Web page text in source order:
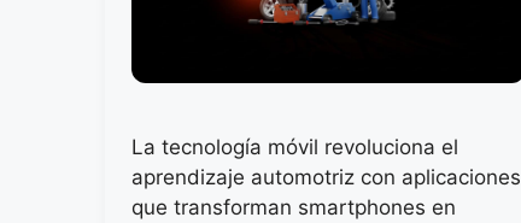
La tecnología móvil revoluciona el
aprendizaje automotriz con aplicaciones
que transforman smartphones en